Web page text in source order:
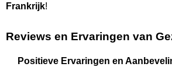
Frankrijk!
Reviews en Ervaringen van
Positieve Ervaringen en